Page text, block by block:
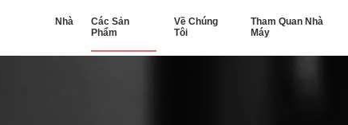
Nhà
Các Sản
Phẩm
Về Chúng
Tôi
Tham Quan Nhà
Máy